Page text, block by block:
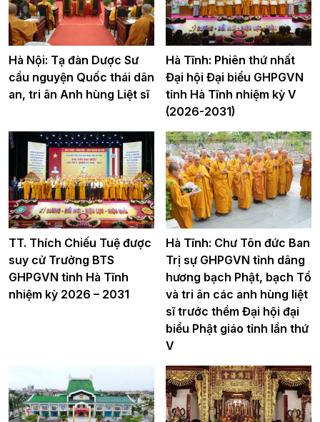
Hà Nội: Tạ đàn Dược Sư
cầu nguyện Quốc thái dân
an, tri ân Anh hùng Liệt sĩ
Hà Tĩnh: Phiên thứ nhất
Đại hội Đại biểu GHPGVN
tỉnh Hà Tĩnh nhiệm kỳ V
(2026-2031)
TT. Thích Chiếu Tuệ được
suy cử Trưởng BTS
GHPGVN tỉnh Hà Tĩnh
nhiệm kỳ 2026 – 2031
Hà Tĩnh: Chư Tôn đức Ban
Trị sự GHPGVN tỉnh dâng
hương bạch Phật, bạch Tổ
và tri ân các anh hùng liệt
sĩ trước thềm Đại hội đại
biểu Phật giáo tỉnh lần thứ
V